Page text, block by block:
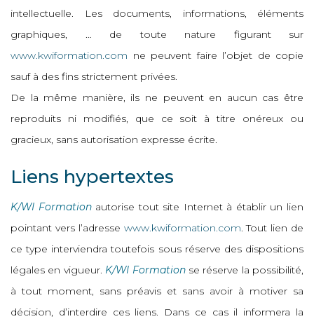
intellectuelle. Les documents, informations, éléments
graphiques, … de toute nature figurant sur
www.kwiformation.com ne peuvent faire l’objet de copie
sauf à des fins strictement privées.
De la même manière, ils ne peuvent en aucun cas être
reproduits ni modifiés, que ce soit à titre onéreux ou
gracieux, sans autorisation expresse écrite.
Liens hypertextes
K/WI Formationautorise tout site Internet à établir un lien
pointant vers l’adresse www.kwiformation.com. Tout lien de
ce type interviendra toutefois sous réserve des dispositions
légales en vigueur. K/WI Formationse réserve la possibilité,
à tout moment, sans préavis et sans avoir à motiver sa
décision, d’interdire ces liens. Dans ce cas il informera la